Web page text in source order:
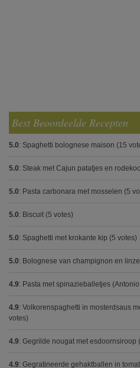
Best Beoordeelde Recepten
5.0: Spaghetti bolognese maison (15
5.0: Steak met Cajun patatjes en
5.0: Pasta carbonara met mosselen (5
5.0: Biscuit (5 votes)
5.0: Spaghetti met krokante kip (5 votes)
5.0: Bolognese van champignon en
4.9: Pasta met spinazieballetjes
4.9: Volkorenspaghetti in mosterdsaus
votes)
4.9: Gegrilde nougat met esdoornsiroop
4.9: Gegratineerde gehaktballen in